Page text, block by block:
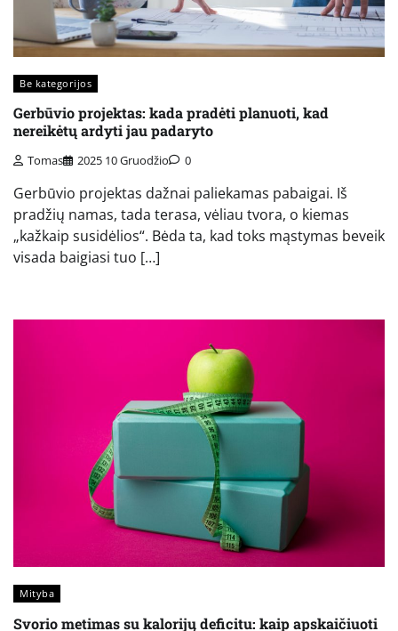
Be kategorijos
Gerbūvio projektas: kada pradėti planuoti, kad
nereikėtų ardyti jau padaryto
Tomas 2025 10 Gruodžio 0
Gerbūvio projektas dažnai paliekamas pabaigai. Iš
pradžių namas, tada terasa, vėliau tvora, o kiemas
„kažkaip susidėlios“. Bėda ta, kad toks mąstymas beveik
visada baigiasi tuo […]
Mityba
Svorio metimas su kalorijų deficitu: kaip apskaičiuoti